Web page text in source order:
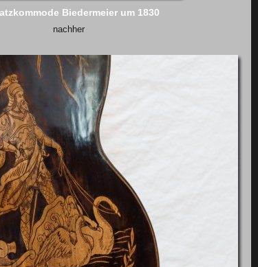
Biedermeier um 1830
nachher